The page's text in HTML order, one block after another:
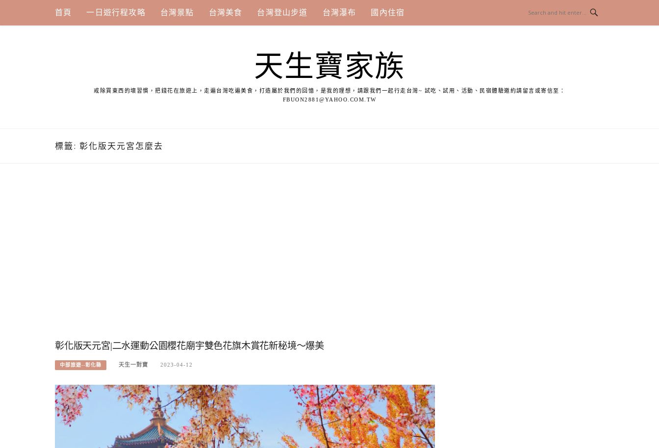
content
首頁 一日遊行程攻略 台灣景點 台灣美食 台灣登山步道 台灣瀑布 國內住宿
天生寶家族
戒除買東西的壞習慣，把錢花在旅遊上，走遍台灣吃遍美食，打造屬於我們的回憶，是我的理想，請跟我們一起行走台灣~ 試吃、試用、活動、民宿體驗邀約請留言或寄信至：
FBUON2881@YAHOO.COM.TW
標籤: 彰化版天元宮怎麼去
彰化版天元宮|二水運動公園櫻花廟宇雙色花旗木賞花新秘境～爆美
中部旅遊--彰化縣 天生一對寶 2023-04-12